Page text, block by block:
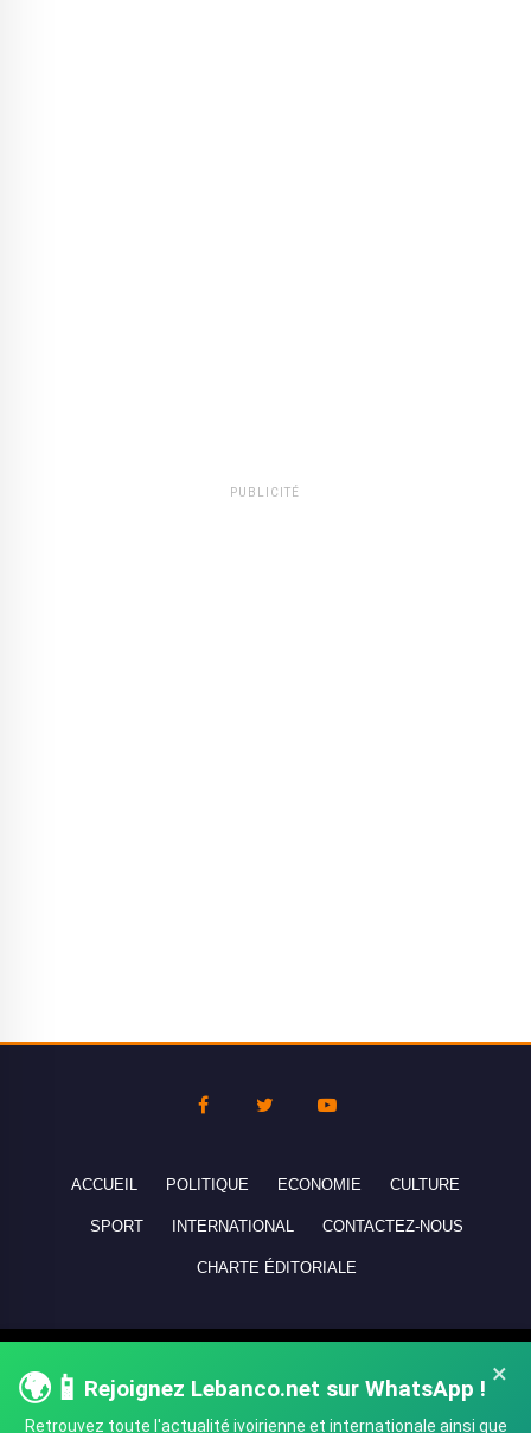
PUBLICITÉ
×
🌍📱 Rejoignez Lebanco.net sur WhatsApp !
Retrouvez toute l'actualité ivoirienne et internationale ainsi que
ACCUEIL POLITIQUE ECONOMIE CULTURE
SPORT INTERNATIONAL CONTACTEZ-NOUS
CHARTE ÉDITORIALE
réservés - All rights reserved.